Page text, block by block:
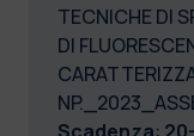
TECNICHE DI
DI